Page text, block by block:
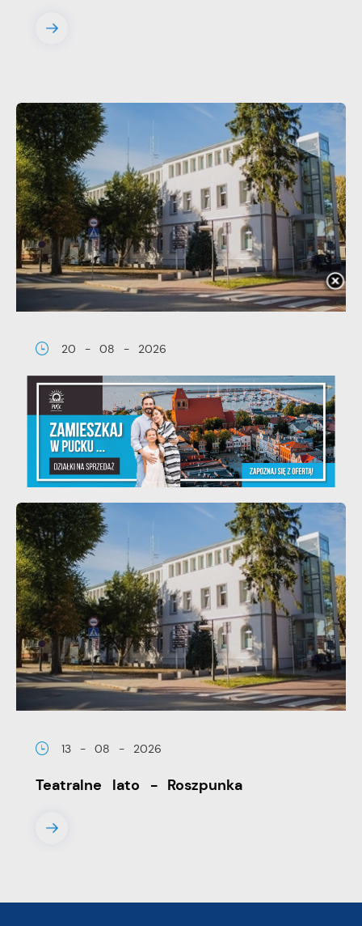
20 - 08 - 2026
Teatralne lato - Zdrowo i kolorowo
13 - 08 - 2026
Teatralne lato - Roszpunka